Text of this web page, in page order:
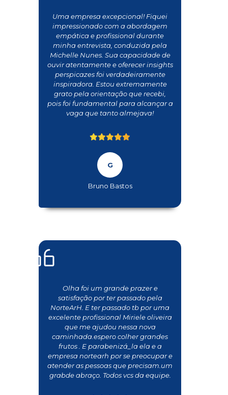
Uma empresa excepcional! Fiquei
impressionado com a abordagem
empática e profissional durante
minha entrevista, conduzida pela
Michelle Nunes. Sua capacidade de
ouvir atentamente e oferecer insights
perspicazes foi verdadeiramente
inspiradora. Estou extremamente
grato pela orientação que recebi,
pois foi fundamental para alcançar a
vaga que tanto almejava!
Bruno Bastos
Olha foi um grande prazer e
satisfação por ter passado pela
NorteArH. E ter passado tb por uma
excelente profissional Miriele oliveira
que me ajudou nessa nova
caminhada.espero colher grandes
frutos . E parabenizá_la ela e a
empresa nortearh por se preocupar e
atender as pessoas que precisam.um
grabde abraço. Todos vcs da equipe.